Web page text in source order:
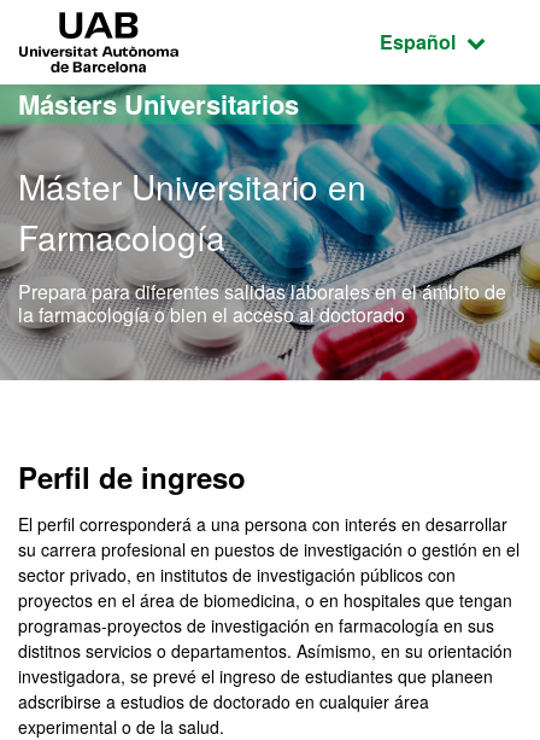
Acceso al contenido principal
Acceso a la navegación de la página
Idioma
Español
Másters Universitarios
Máster Universitario en
Farmacología
Prepara para diferentes salidas laborales en el ámbito de
la farmacología o bien el acceso al doctorado
Perfil de ingreso
El perfil corresponderá a una persona con interés en desarrollar
su carrera profesional en puestos de investigación o gestión en el
sector privado, en institutos de investigación públicos con
proyectos en el área de biomedicina, o en hospitales que tengan
programas-proyectos de investigación en farmacología en sus
distitnos servicios o departamentos. Asímismo, en su orientación
investigadora, se prevé el ingreso de estudiantes que planeen
adscribirse a estudios de doctorado en cualquier área
experimental o de la salud.